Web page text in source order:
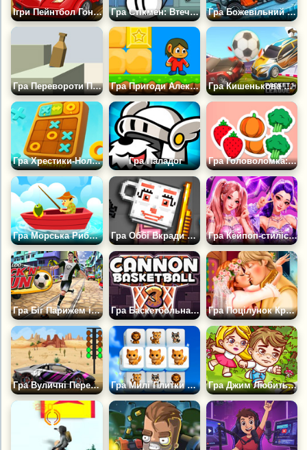
Ігри Пейнтбол Гонки Гра Стікмен: Втеча з Комплексу Гра Божевільний Макс: Дорога люті
Гра Перевороти Пляшки 2Д Гра Пригоди Алекса 2Д Гра Кишенькова Ліга 2Д
Гра Хрестики-Нолики 2Д: Матч Без Кінця Гра Паладог Гра Головоломка: Парні З'єднання 2Д
Гра Морська Риболовля 2D Гра Оббі Вкради Брейнрот Плейграунд Гра Кейпоп-стиліст: Дівчата-айдоли
Гра Біг Парижем із Кріштіану Роналду Гра Баскетбольна гармата 3 Гра Поцілунок Крижаної Анни
Гра Вуличні Перегони 2D Гра Милі Плитки Маджонга Гра Джим Любить Мері 2